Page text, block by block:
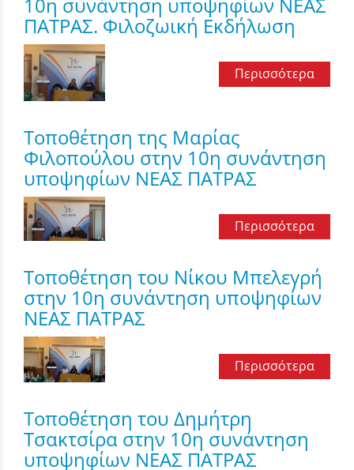
10η συνάντηση υποψηφίων ΝΕΑΣ
ΠΑΤΡΑΣ. Φιλοζωική Εκδήλωση
Περισσότερα
Τοποθέτηση της Μαρίας
Φιλοπούλου στην 10η συνάντηση
υποψηφίων ΝΕΑΣ ΠΑΤΡΑΣ
Περισσότερα
Τοποθέτηση του Νίκου Μπελεγρή
στην 10η συνάντηση υποψηφίων
ΝΕΑΣ ΠΑΤΡΑΣ
Περισσότερα
Τοποθέτηση του Δημήτρη
Τσακτσίρα στην 10η συνάντηση
υποψηφίων ΝΕΑΣ ΠΑΤΡΑΣ